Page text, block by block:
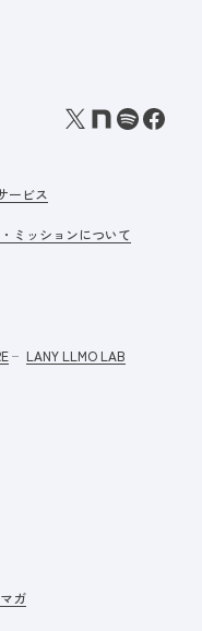
ービス
ミッションについて
LANY LLMO LAB
ガ